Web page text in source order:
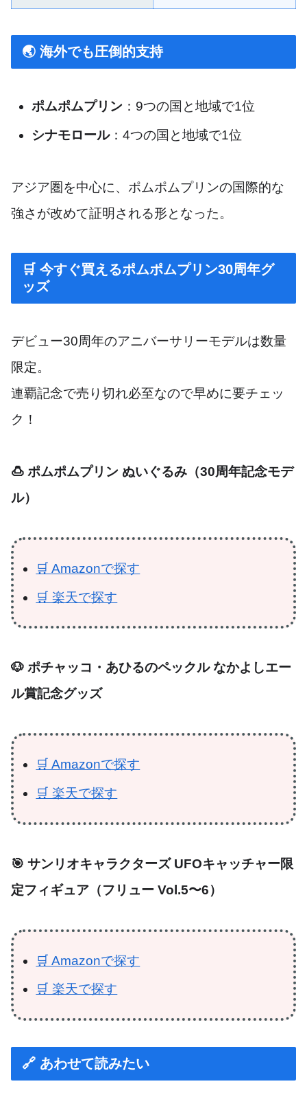
🌏 海外でも圧倒的支持
ポムポムプリン ：9つの国と地域で1位
シナモロール：4つの国と地域で1位
アジア圏を中心に、ポムポムプリンの国際的な
強さが改めて証明される形となった。
🛒 今すぐ買えるポムポムプリン30周年グ
ッズ
デビュー30周年のアニバーサリーモデルは数量
限定。
連覇記念で売り切れ必至なので早めに要チェッ
ク！
🍮 ポムポムプリン ぬいぐるみ（30周年記念モデ
ル）
🛒 Amazonで探す
🛒 楽天で探す
🐶 ポチャッコ・あひるのペックル なかよしエー
ル賞記念グッズ
🛒 Amazonで探す
🛒 楽天で探す
🎯 サンリオキャラクターズ UFOキャッチャー限
定フィギュア（フリュー Vol.5〜6）
🛒 Amazonで探す
🛒 楽天で探す
🔗 あわせて読みたい